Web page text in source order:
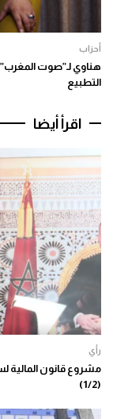
أحزاب
هناوي لـ”صوت
التطبيع
اقرأ أيضا
رأي
(1/2)